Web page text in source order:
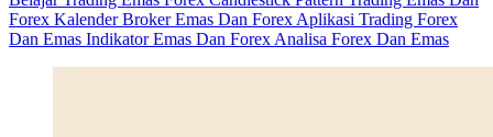
Forex KalenderBroker Emas Dan Forex Aplikasi Trading Forex
Dan Emas Indikator Emas Dan Forex Analisa Forex Dan Emas